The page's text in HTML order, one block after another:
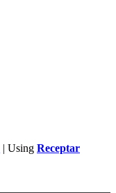
| Using Receptar